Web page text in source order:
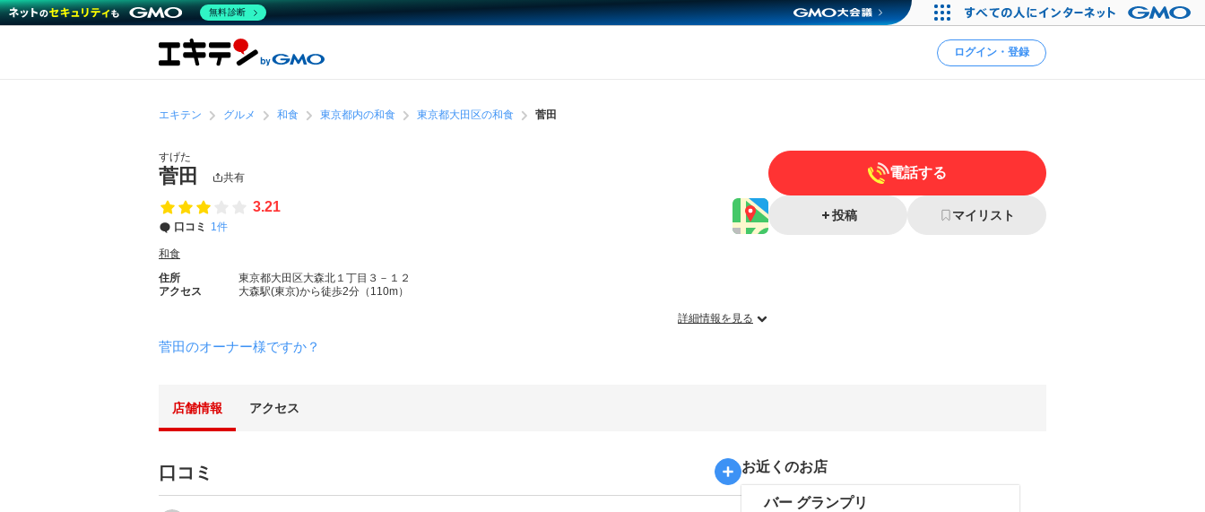
ログイン・登録
エキテン グルメ 和食 東京都内の和食 東京都大田区の和食 菅田
すげた
菅田 共有
3.21
口コミ 1件
和食
住所
東京都大田区大森北１丁目３－１２
アクセス
大森駅(東京)から徒歩2分（110m）
詳細情報を見る
菅田のオーナー様ですか？
電話する
投稿 マイリスト
店舗情報 アクセス
口コミ お近くのお店
バー グランプリ
無料診断